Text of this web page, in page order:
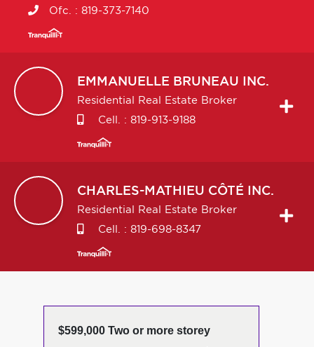
Ofc. : 819-373-7140
EMMANUELLE BRUNEAU INC.
Residential Real Estate Broker
Cell. : 819-913-9188
CHARLES-MATHIEU CÔTÉ INC.
Residential Real Estate Broker
Cell. : 819-698-8347
$599,000 Two or more storey